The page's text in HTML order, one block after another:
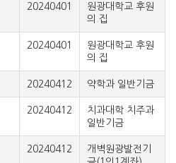
20240401
원광대학교 후원
의 집
20240401
원광대학교 후원
의 집
20240412 약학과 일반기금
20240412
치과대학 치주과
일반기금
20240412
개벽원광발전기